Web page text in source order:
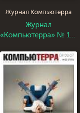
Журнал Компьютерра
Журнал
«Компьютерра» № 1-2
года